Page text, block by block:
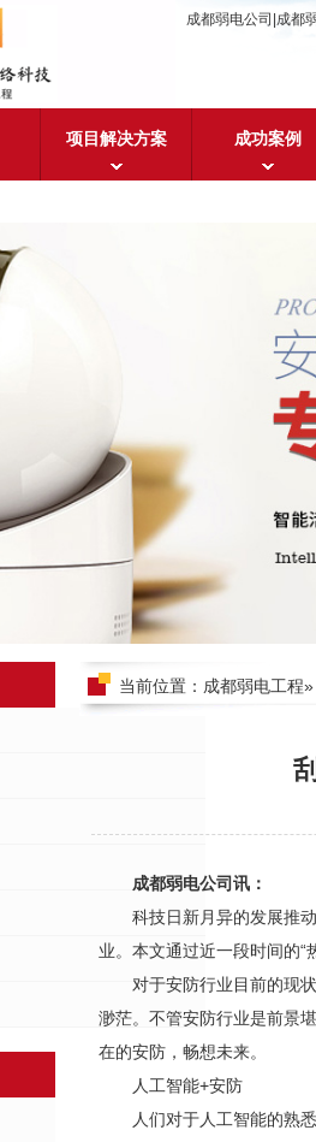
成都弱电公司|成都
项目解决方案 成功案例
当前位置： 成都弱电工程»
成都弱电公司讯：
科技日新月异的发展推动
业。本文通过近一段时间的“
对于安防行业目前的现
渺茫。不管安防行业是前景
在的安防 ，畅想未来。
人工智能+安防
人们对于人工智能的熟